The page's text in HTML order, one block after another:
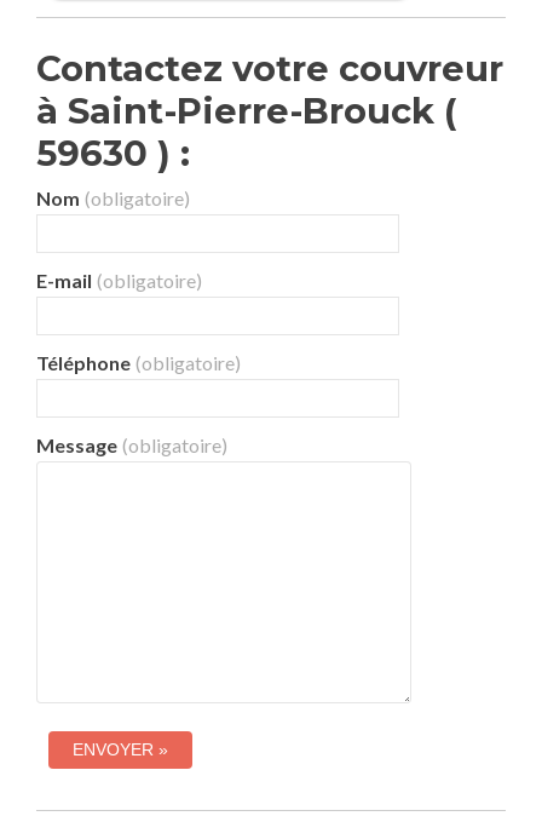
Contactez votre couvreur
à Saint-Pierre-Brouck (
59630 ) :
Nom (obligatoire)
E-mail (obligatoire)
Téléphone (obligatoire)
Message (obligatoire)